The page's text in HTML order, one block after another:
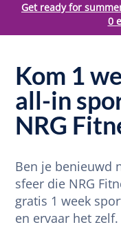
Get ready for
0
Kom 1
all-in
NRG
Ben je benieuwd
sfeer die NRG
gratis 1 week
en ervaar het zelf.